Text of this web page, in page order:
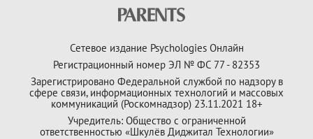
Сетевое издание Psychologies Онлайн
Регистрационный номер ЭЛ № ФС 77 - 82353
Зарегистрировано Федеральной службой по надзору в
сфере связи, информационных технологий и массовых
коммуникаций (Роскомнадзор) 23.11.2021 18+
Учредитель: Общество с ограниченной
ответственностью «Шкулёв Диджитал Технологии»